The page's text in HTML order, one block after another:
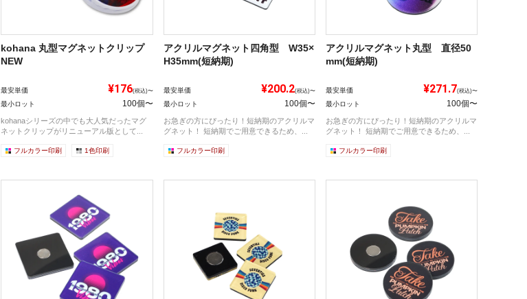
kohana 丸型マグネットクリップ
NEW
最安単価 ¥176(税込)〜
最小ロット 100個〜
kohanaシリーズの中でも大人気だったマグ
ネットクリップがリニューアル版として...
フルカラー印刷 1色印刷
アクリルマグネット四角型 W35×
H35mm(短納期)
最安単価 ¥200.2(税込)〜
最小ロット 100個〜
お急ぎの方にぴったり！短納期のアクリルマ
グネット！ 短納期でご用意できるため、...
フルカラー印刷
アクリルマグネット丸型 直径50
mm(短納期)
最安単価 ¥271.7(税込)〜
最小ロット 100個〜
お急ぎの方にぴったり！短納期のアクリルマ
グネット！ 短納期でご用意できるため、...
フルカラー印刷